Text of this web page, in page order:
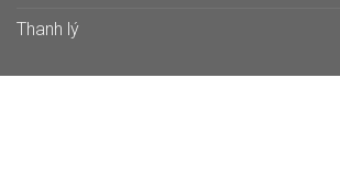
Thanh lý